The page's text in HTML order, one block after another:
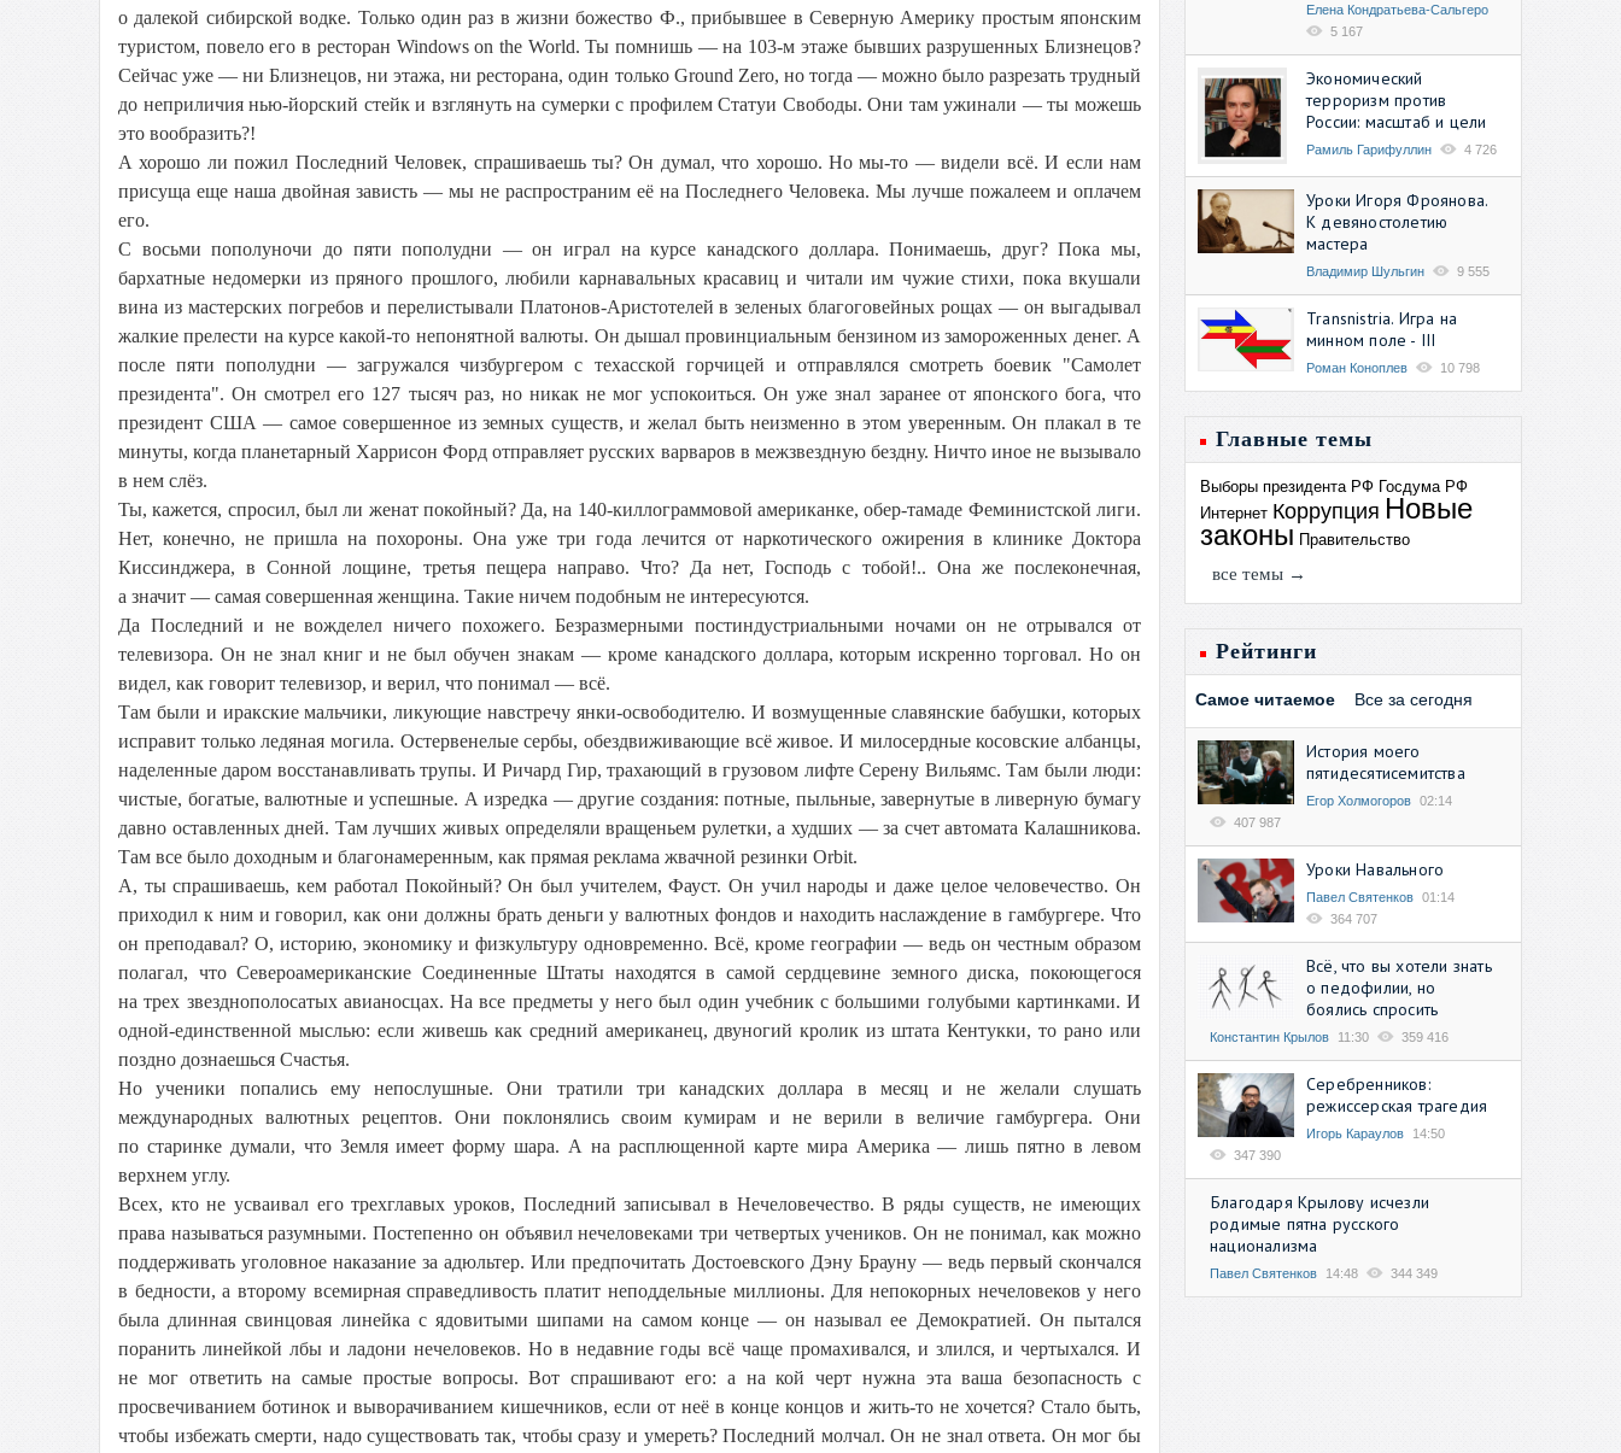
о далекой сибирской водке. Только один раз в жизни божество Ф., прибывшее в Северную Америку простым японским
туристом, повело его в ресторан Windows on the World. Ты помнишь — на 103-м этаже бывших разрушенных Близнецов?
Сейчас уже — ни Близнецов, ни этажа, ни ресторана, один только Ground Zero, но тогда — можно было разрезать трудный
до неприличия нью-йорский стейк и взглянуть на сумерки с профилем Статуи Свободы. Они там ужинали — ты можешь
это вообразить?!
А хорошо ли пожил Последний Человек, спрашиваешь ты? Он думал, что хорошо. Но мы-то — видели всё. И если нам
присуща еще наша двойная зависть — мы не распространим её на Последнего Человека. Мы лучше пожалеем и оплачем
его.
С восьми пополуночи до пяти пополудни — он играл на курсе канадского доллара. Понимаешь, друг? Пока мы,
бархатные недомерки из пряного прошлого, любили карнавальных красавиц и читали им чужие стихи, пока вкушали
вина из мастерских погребов и перелистывали Платонов-Аристотелей в зеленых благоговейных рощах — он выгадывал
жалкие прелести на курсе какой-то непонятной валюты. Он дышал провинциальным бензином из замороженных денег. А
после пяти пополудни — загружался чизбургером с техасской горчицей и отправлялся смотреть боевик "Самолет
президента". Он смотрел его 127 тысяч раз, но никак не мог успокоиться. Он уже знал заранее от японского бога, что
президент США — самое совершенное из земных существ, и желал быть неизменно в этом уверенным. Он плакал в те
минуты, когда планетарный Харрисон Форд отправляет русских варваров в межзвездную бездну. Ничто иное не вызывало
в нем слёз.
Ты, кажется, спросил, был ли женат покойный? Да, на 140-киллограммовой американке, обер-тамаде Феминистской лиги.
Нет, конечно, не пришла на похороны. Она уже три года лечится от наркотического ожирения в клинике Доктора
Киссинджера, в Сонной лощине, третья пещера направо. Что? Да нет, Господь с тобой!.. Она же послеконечная,
а значит — самая совершенная женщина. Такие ничем подобным не интересуются.
Да Последний и не вожделел ничего похожего. Безразмерными постиндустриальными ночами он не отрывался от
телевизора. Он не знал книг и не был обучен знакам — кроме канадского доллара, которым искренно торговал. Но он
видел, как говорит телевизор, и верил, что понимал — всё.
Там были и иракские мальчики, ликующие навстречу янки-освободителю. И возмущенные славянские бабушки, которых
исправит только ледяная могила. Остервенелые сербы, обездвиживающие всё живое. И милосердные косовские албанцы,
наделенные даром восстанавливать трупы. И Ричард Гир, трахающий в грузовом лифте Серену Вильямс. Там были люди:
чистые, богатые, валютные и успешные. А изредка — другие создания: потные, пыльные, завернутые в ливерную бумагу
давно оставленных дней. Там лучших живых определяли вращеньем рулетки, а худших — за счет автомата Калашникова.
Там все было доходным и благонамеренным, как прямая реклама жвачной резинки Orbit.
А, ты спрашиваешь, кем работал Покойный? Он был учителем, Фауст. Он учил народы и даже целое человечество. Он
приходил к ним и говорил, как они должны брать деньги у валютных фондов и находить наслаждение в гамбургере. Что
он преподавал? О, историю, экономику и физкультуру одновременно. Всё, кроме географии — ведь он честным образом
полагал, что Североамериканские Соединенные Штаты находятся в самой сердцевине земного диска, покоющегося
на трех звезднополосатых авианосцах. На все предметы у него был один учебник с большими голубыми картинками. И
одной-единственной мыслью: если живешь как средний американец, двуногий кролик из штата Кентукки, то рано или
поздно дознаешься Счастья.
Но ученики попались ему непослушные. Они тратили три канадских доллара в месяц и не желали слушать
международных валютных рецептов. Они поклонялись своим кумирам и не верили в величие гамбургера. Они
по старинке думали, что Земля имеет форму шара. А на расплющенной карте мира Америка — лишь пятно в левом
верхнем углу.
Всех, кто не усваивал его трехглавых уроков, Последний записывал в Нечеловечество. В ряды существ, не имеющих
права называться разумными. Постепенно он объявил нечеловеками три четвертых учеников. Он не понимал, как можно
поддерживать уголовное наказание за адюльтер. Или предпочитать Достоевского Дэну Брауну — ведь первый скончался
в бедности, а второму всемирная справедливость платит неподдельные миллионы. Для непокорных нечеловеков у него
была длинная свинцовая линейка с ядовитыми шипами на самом конце — он называл ее Демократией. Он пытался
поранить линейкой лбы и ладони нечеловеков. Но в недавние годы всё чаще промахивался, и злился, и чертыхался. И
не мог ответить на самые простые вопросы. Вот спрашивают его: а на кой черт нужна эта ваша безопасность с
просвечиванием ботинок и выворачиванием кишечников, если от неё в конце концов и жить-то не хочется? Стало быть,
чтобы избежать смерти, надо существовать так, чтобы сразу и умереть? Последний молчал. Он не знал ответа. Он мог бы
Елена Кондратьева-Сальгеро
5 167
Экономический
терроризм против
России: масштаб и цели
Рамиль Гарифуллин 4 726
Уроки Игоря Фроянова.
К девяностолетию
мастера
Владимир Шульгин 9 555
Transnistria. Игра на
минном поле - III
Роман Коноплев 10 798
Главные темы
Выборы президента РФ Госдума РФ
Интернет Коррупция Новые
законы Правительство
все темы →
Рейтинги
Самое читаемое Все за сегодня
История моего
пятидесятисемитства
Егор Холмогоров 02:14
407 987
Уроки Навального
Павел Святенков 01:14
364 707
Всё, что вы хотели знать
о педофилии, но
боялись спросить
Константин Крылов 11:30 359 416
Серебренников:
режиссерская трагедия
Игорь Караулов
14:50
347 390
Благодаря Крылову исчезли
родимые пятна русского
национализма
Павел Святенков 14:48 344 349